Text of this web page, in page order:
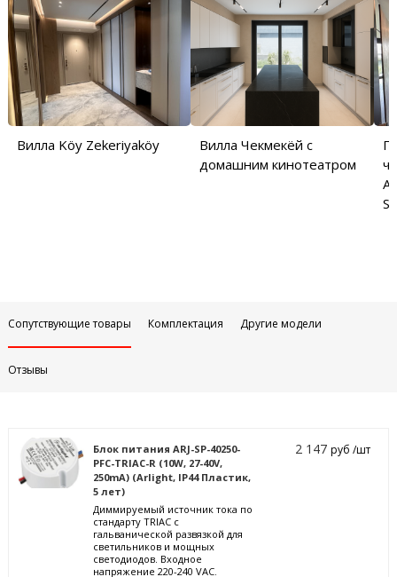
Вилла Köy Zekeriyaköy
Вилла Чекмекёй с
домашним кинотеатром
Сопутствующие товары Комплектация Другие модели
Отзывы
Блок питания ARJ-SP-40250-
PFC-TRIAC-R (10W, 27-40V,
250mA) (Arlight, IP44 Пластик,
5 лет)
Диммируемый источник тока по
стандарту TRIAC с
гальванической развязкой для
светильников и мощных
светодиодов. Входное
напряжение 220-240 VAC.
2 147руб /шт